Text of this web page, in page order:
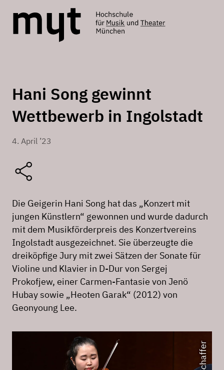
Hani Song gewinnt
Wettbewerb in Ingolstadt
4. April ’23
Die Geigerin Hani Song hat das „Konzert mit
jungen Künstlern“ gewonnen und wurde dadurch
mit dem Musikförderpreis des Konzertvereins
Ingolstadt ausgezeichnet. Sie überzeugte die
dreiköpfige Jury mit zwei Sätzen der Sonate für
Violine und Klavier in D-Dur von Sergej
Prokofjew, einer Carmen-Fantasie von Jenö
Hubay sowie „Heoten Garak“ (2012) von
Geonyoung Lee.